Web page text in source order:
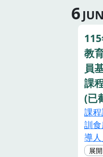
導員
限制
滿為
理
五
數：
食及
課
食
研
程」
知
作的
此
育
支
一
位
位：
主
業
業
辦
6 JUN
教
員
課
(已
課
訓
導
瞭解